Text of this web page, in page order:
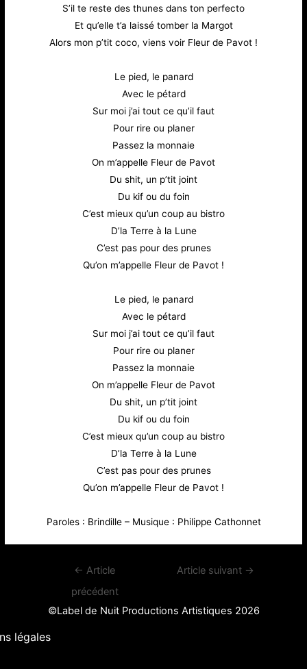
S’il te reste des thunes dans ton perfecto
Et qu’elle t’a laissé tomber la Margot
Alors mon p’tit coco, viens voir Fleur de Pavot !
Le pied, le panard
Avec le pétard
Sur moi j’ai tout ce qu’il faut
Pour rire ou planer
Passez la monnaie
On m’appelle Fleur de Pavot
Du shit, un p’tit joint
Du kif ou du foin
C’est mieux qu’un coup au bistro
D’la Terre à la Lune
C’est pas pour des prunes
Qu’on m’appelle Fleur de Pavot !
Le pied, le panard
Avec le pétard
Sur moi j’ai tout ce qu’il faut
Pour rire ou planer
Passez la monnaie
On m’appelle Fleur de Pavot
Du shit, un p’tit joint
Du kif ou du foin
C’est mieux qu’un coup au bistro
D’la Terre à la Lune
C’est pas pour des prunes
Qu’on m’appelle Fleur de Pavot !
Paroles : Brindille – Musique : Philippe Cathonnet
Navigation← Article
précédent
Article suivant →
©Label de Nuit Productions Artistiques 2026
légales